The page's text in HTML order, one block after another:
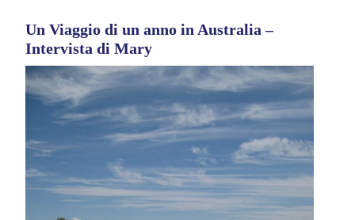
Un Viaggio di un anno in Australia –
Intervista di Mary